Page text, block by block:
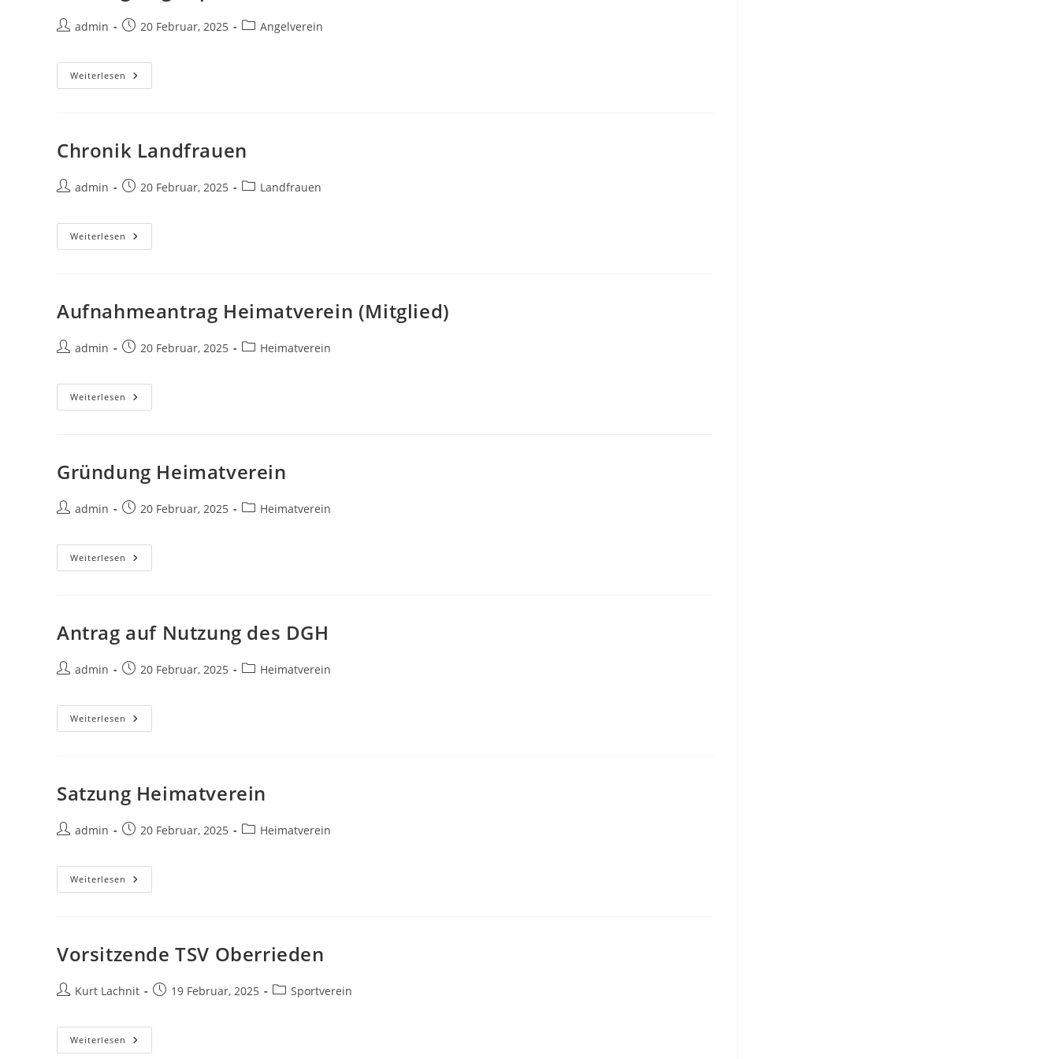
Beitrags-
admin
Beitrag20 Februar, 2025
Beitrags-
Angelverein
Weiterlesen Satzung
Angelsportverein
Chronik Landfrauen
Beitrags-
admin
Beitrag20 Februar, 2025
Beitrags-
Landfrauen
Weiterlesen Chronik
Landfrauen
Aufnahmeantrag Heimatverein (Mitglied)
Beitrags-
admin
Beitrag20 Februar, 2025
Beitrags-
Heimatverein
Weiterlesen Aufnahmeantrag
Heimatverein
Gründung Heimatverein
Beitrags-
admin
Beitrag20 Februar, 2025
Beitrags-
Heimatverein
Weiterlesen Gründung
Heimatverein
Antrag auf Nutzung des DGH
Beitrags-
admin
Beitrag20 Februar, 2025
Beitrags-
Heimatverein
Weiterlesen Antrag
Auf
Satzung Heimatverein
Beitrags-
admin
Beitrag20 Februar, 2025
Beitrags-
Heimatverein
Weiterlesen Satzung
Heimatverein
Vorsitzende TSV Oberrieden
Beitrags-
Kurt Lachnit
Beitrag19 Februar, 2025
Beitrags-
Sportverein
Weiterlesen Vorsitzende
TSV